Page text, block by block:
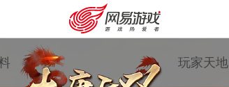
玩家天地